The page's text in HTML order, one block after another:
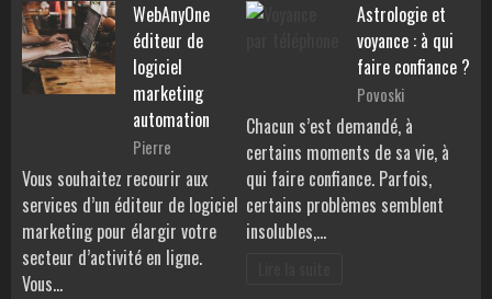
WebAnyOne
éditeur de
logiciel
marketing
automation
Pierre
Vous souhaitez recourir aux
services d’un éditeur de logiciel
marketing pour élargir votre
secteur d’activité en ligne.
Vous…
Astrologie et
voyance : à qui
faire confiance ?
Povoski
Chacun s’est demandé, à
certains moments de sa vie, à
qui faire confiance. Parfois,
certains problèmes semblent
insolubles,…